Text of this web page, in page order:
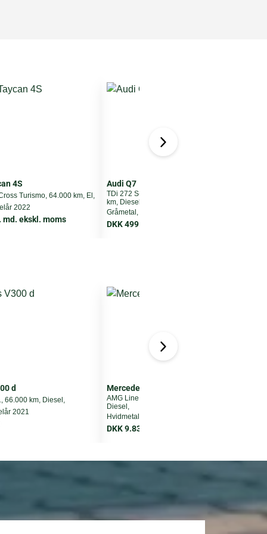
4S
Turismo, 64.000 km, El,
2022
md. ekskl. moms
Audi Q7
TDi 272 S-line quattro Tiptr. 7prs, 210.000
km, Diesel,
Gråmetal, modelår 2017
DKK 499.900
d
66.000 km, Diesel,
2021
Mercedes GLS400 d
AMG Line aut. 4Matic 7prs, 45.000 km,
Diesel,
Hvidmetal, modelår 2020
DKK 9.836 pr. md. ekskl. moms